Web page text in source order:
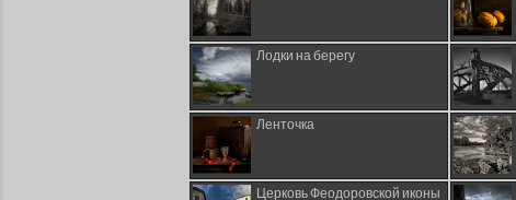
Лодки на берегу
Ленточка
Церковь Феодоровской иконы